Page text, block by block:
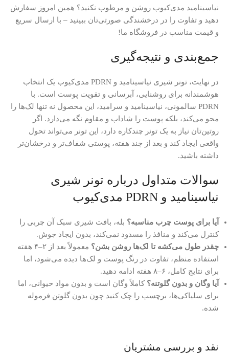
نیاسینامید مدی‌کیوب روشن و مرطوب نکنید؟ همین امروز سفارش
دهید و تفاوت را در درخشندگی صورتی‌تان ببینید – با ارسال سریع
و قیمت مناسب در فروشگاه ما!
جمع‌بندی و نتیجه‌گیری
در نهایت، تونر شیری نیاسینامید و PDRN مدی‌کیوب یک انتخاب
هوشمندانه برای روشنایی، آبرسانی و تقویت پوست است. با
PDRN سالمونی، نیاسینامید و سرامید، این محصول نه تنها لک‌ها را
محو می‌کند، بلکه پوست را شاداب و مقاوم نگه می‌دارد. اگر
روتین‌تان نیاز به یک تونر چندکاره دارد، این تونر می‌تواند تحول
واقعی ایجاد کند و بعد از چند هفته، پوستی شفاف‌تر و درخشان‌تر
داشته باشید.
سوالات متداول درباره تونر شیری
نیاسینامید و PDRN مدی‌کیوب
آیا برای پوست چرب مناسبه؟ بله، بافت شیری سبک آن چربی را
کنترل می‌کند و منافذ را مسدود نمی‌کند، بدون ایجاد جوش.
چقدر طول می‌کشه تا لک‌ها روشن بشن؟
معمولاً بعد از ۲–۴ هفته
استفاده منظم، تفاوت در رنگ پوست و لک‌ها دیده می‌شود، اما
برای نتایج کامل، ۶–۸ هفته ادامه دهید.
آیا وگان و بدون گلوتنه؟ کاملاً وگان است و بدون مواد حیوانی، اما
برای سلیاکی‌ها، برچسب را چک کنید چون بدون گلوتن فرموله
شده.
نقد و بررسی مشتریان